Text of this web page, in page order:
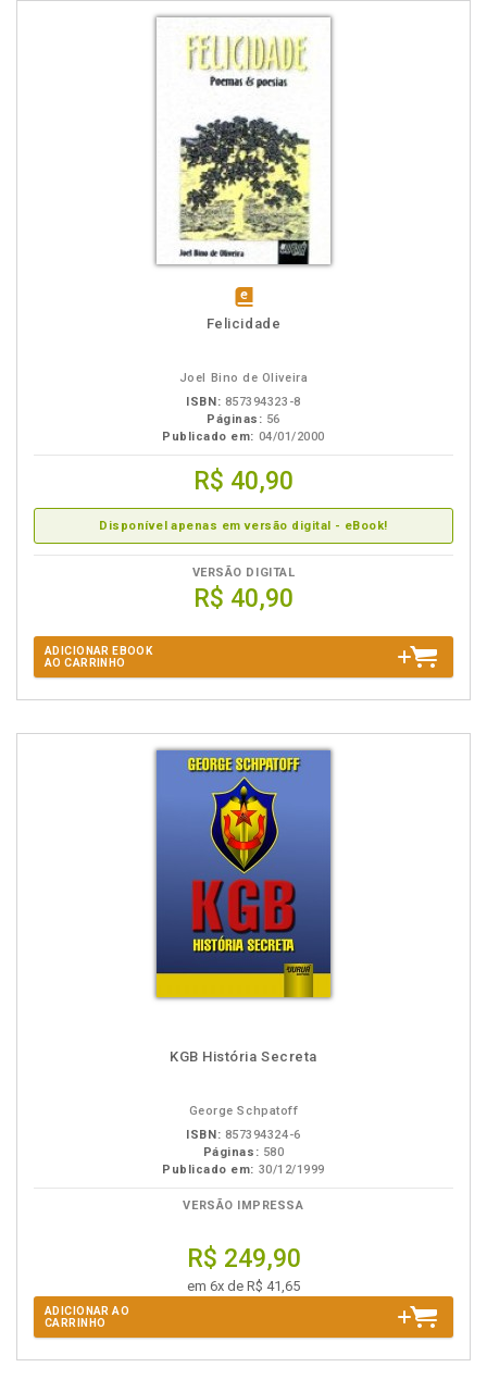
em
Felicidade
Joel Bino de Oliveira
ISBN: 857394323-8
Páginas: 56
Publicado em: 04/01/2000
R$ 40,90
Disponível apenas em versão digital - eBook!
VERSÃO DIGITAL
R$ 40,90
ADICIONAR EBOOK
AO CARRINHO
KGB História Secreta
George Schpatoff
ISBN: 857394324-6
Páginas: 580
Publicado em: 30/12/1999
VERSÃO IMPRESSA
R$ 249,90
em 6x de R$ 41,65
ADICIONAR AO
CARRINHO